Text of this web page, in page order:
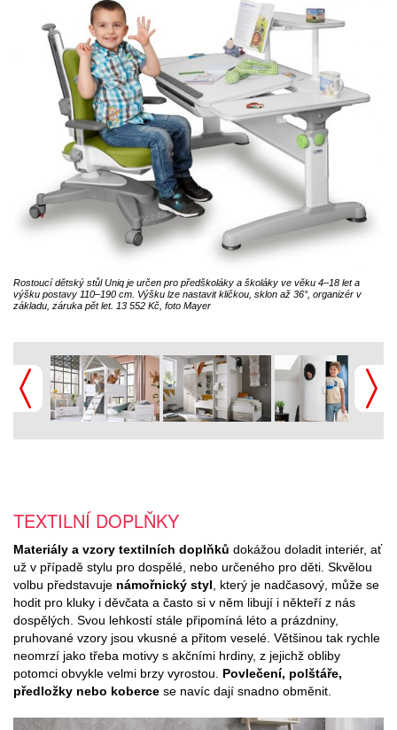
Rostoucí dětský stůl Uniq je určen pro předškoláky a školáky ve věku 4–18 let a
výšku postavy 110–190 cm. Výšku lze nastavit kličkou, sklon až 36°, organizér v
základu, záruka pět let. 13 552 Kč, foto Mayer
TEXTILNÍ DOPLŇKY
Materiály a vzory textilních doplňků dokážou doladit interiér, ať
už v případě stylu pro dospělé, nebo určeného pro děti. Skvělou
volbu představuje námořnický styl, který je nadčasový, může se
hodit pro kluky i děvčata a často si v něm libují i někteří z nás
dospělých. Svou lehkostí stále připomíná léto a prázdniny,
pruhované vzory jsou vkusné a přitom veselé. Většinou tak rychle
neomrzí jako třeba motivy s akčními hrdiny, z jejichž obliby
potomci obvykle velmi brzy vyrostou. Povlečení, polštáře,
předložky nebo koberce se navíc dají snadno obměnit.